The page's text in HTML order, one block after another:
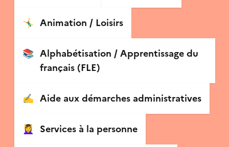
🤸‍♂️ Animation / Loisirs
📚 Alphabétisation / Apprentissage du
français (FLE)
✍️ Aide aux démarches administratives
💆‍♀️ Services à la personne